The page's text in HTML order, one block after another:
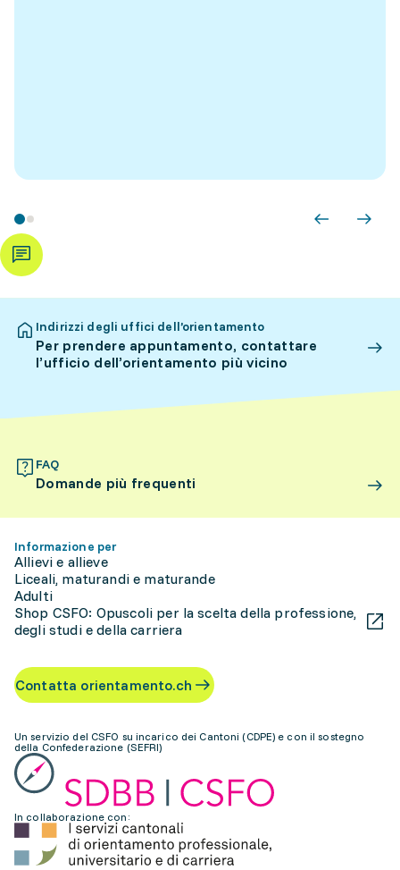
Indirizzi degli uffici dell’orientamento
Per prendere appuntamento, contattare
l’ufficio dell’orientamento più vicino
FAQ
Domande più frequenti
Informazione per
Allievi e allieve
Liceali, maturandi e maturande
Adulti
Shop CSFO: Opuscoli per la scelta della professione,
degli studi e della carriera
Contatta orientamento.ch
Un servizio del CSFO su incarico dei Cantoni (CDPE) e con il sostegno
della Confederazione (SEFRI)
In collaborazione con: